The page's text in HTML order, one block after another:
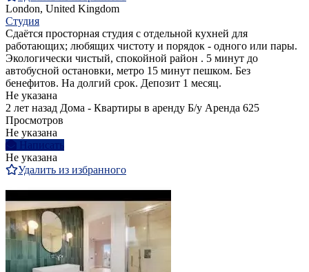
London, United Kingdom
Студия
Сдаётся просторная студия с отдельной кухней для
работающих; любящих чистоту и порядок - одного или пары.
Экологически чистый, спокойной район . 5 минут до
автобусной остановки, метро 15 минут пешком. Без
бенефитов. На долгий срок. Депозит 1 месяц.
Не указана
2 лет назад Дома - Квартиры в аренду Б/у Аренда 625
Просмотров
Не указана
Написать
Не указана
Удалить из избранного